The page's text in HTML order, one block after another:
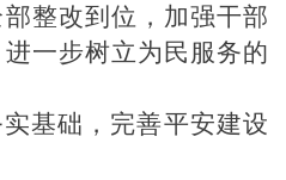
整改到位，加强干部
一步树立为民服务的
基础，完善平安建设